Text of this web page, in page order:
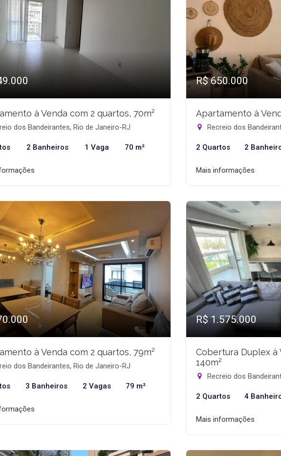
à Venda com 2 quartos, 70m²
dos Bandeirantes, Rio de Janeiro-RJ
2 Banheiros 1 Vaga 70 m²
R$ 650.000
Apartamento à
Recreio dos
2 Quartos 2
Mais informações
à Venda com 2 quartos, 79m²
dos Bandeirantes, Rio de Janeiro-RJ
3 Banheiros 2 Vagas 79 m²
R$ 1.575.000
Cobertura Duplex à
140m²
Recreio dos
2 Quartos 4
Mais informações